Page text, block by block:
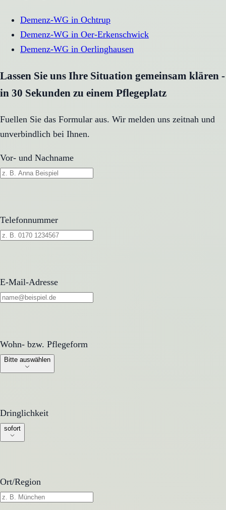
Demenz-WG in Ochtrup
Demenz-WG in Oer-Erkenschwick
Demenz-WG in Oerlinghausen
Lassen Sie uns Ihre Situation gemeinsam klären -
in 30 Sekunden zu einem Pflegeplatz
Fuellen Sie das Formular aus. Wir melden uns zeitnah und
unverbindlich bei Ihnen.
Vor- und Nachname
Telefonnummer
E-Mail-Adresse
Wohn- bzw. Pflegeform
Wohn- bzw. Pflegeform
Bitte auswählen
Dringlichkeit
Dringlichkeit
sofort
Ort/Region